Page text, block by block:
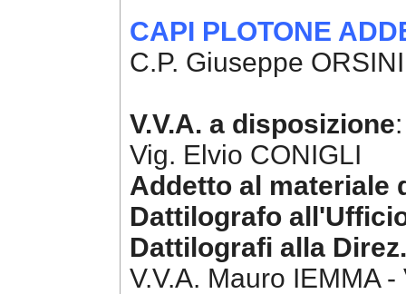
CAPI PLOTONE
C.P. Giuseppe ORSINI
V.V.A. a disposizione
Vig. Elvio CONIGLI
Addetto al materiale
Dattilografo
Dattilografi alla
V.V.A. Mauro IEMMA